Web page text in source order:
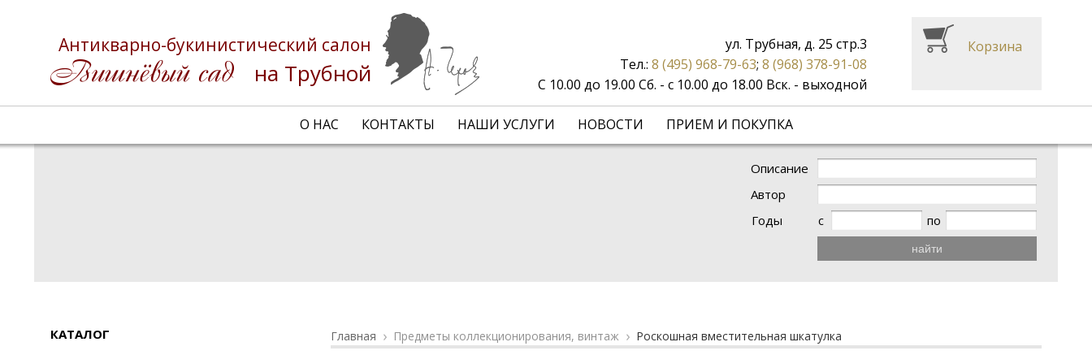
Антикварно-букинистический салон
на Трубной
О НАС КОНТАКТЫ НАШИ УСЛУГИ НОВОСТИ ПРИЕМ И ПОКУПКА
ул. Трубная, д. 25 стр.3
Тел.: 8 (495) 968-79-63; 8 (968) 378-91-08
С 10.00 до 19.00 Сб. - с 10.00 до 18.00 Вск. - выходной
Корзина
Описание
Автор
Годы
с по
найти
КАТАЛОГ
Главная Предметы коллекционирования, винтаж Роскошная вместительная шкатулка